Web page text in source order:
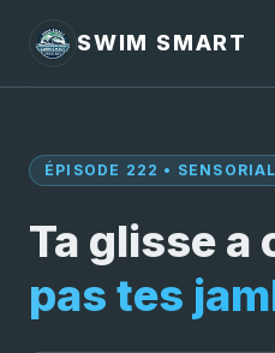
SWIM SMART
ÉPISODE 222 •
Ta glisse a
pas tes